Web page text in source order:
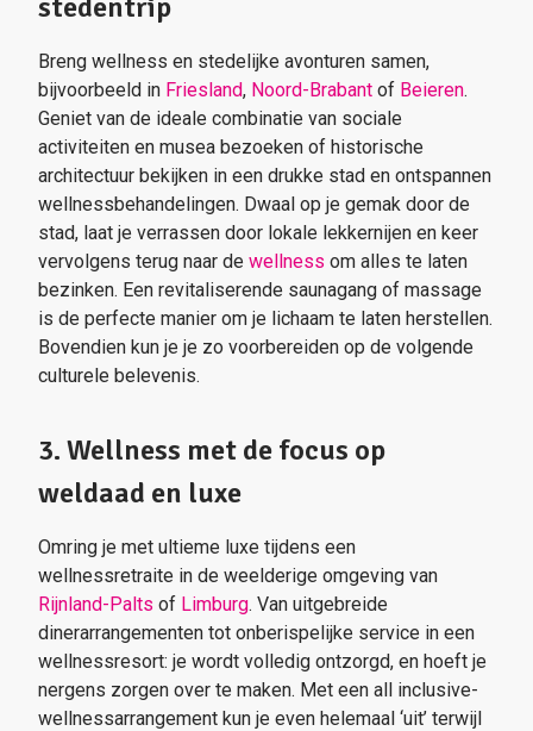
stedentrip
Breng wellness en stedelijke avonturen samen,
bijvoorbeeld in Friesland, Noord-Brabant of Beieren.
Geniet van de ideale combinatie van sociale
activiteiten en musea bezoeken of historische
architectuur bekijken in een drukke stad en ontspannen
wellnessbehandelingen. Dwaal op je gemak door de
stad, laat je verrassen door lokale lekkernijen en keer
vervolgens terug naar de wellness om alles te laten
bezinken. Een revitaliserende saunagang of massage
is de perfecte manier om je lichaam te laten herstellen.
Bovendien kun je je zo voorbereiden op de volgende
culturele belevenis.
3. Wellness met de focus op
weldaad en luxe
Omring je met ultieme luxe tijdens een
wellnessretraite in de weelderige omgeving van
Rijnland-Palts of Limburg. Van uitgebreide
dinerarrangementen tot onberispelijke service in een
wellnessresort: je wordt volledig ontzorgd, en hoeft je
nergens zorgen over te maken. Met een all inclusive-
wellnessarrangement kun je even helemaal ‘uit’ terwijl